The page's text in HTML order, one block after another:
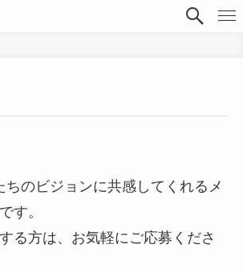
ちのビジョンに共感してくれるメ
す。
る方は、お気軽にご応募くださ